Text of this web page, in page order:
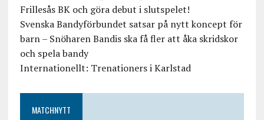
Frillesås BK och göra debut i slutspelet!
Svenska Bandyförbundet satsar på nytt koncept för
barn – Snöharen Bandis ska få fler att åka skridskor
och spela bandy
Internationellt: Trenationers i Karlstad
MATCHNYTT